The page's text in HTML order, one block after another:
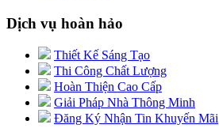
Dịch vụ hoàn hảo
Thiết Kế Sáng Tạo
Thi Công Chất Lượng
Hoàn Thiện Cao Cấp
Giải Pháp Nhà Thông Minh
Đăng Ký Nhận Tin Khuyến Mãi